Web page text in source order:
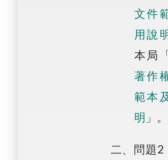
文件
用說
本局「
著作
範本
明 」。
二、問題2